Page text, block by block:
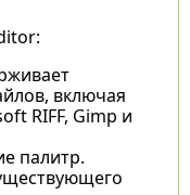
включая
RIFF, Gimp и
палитр.